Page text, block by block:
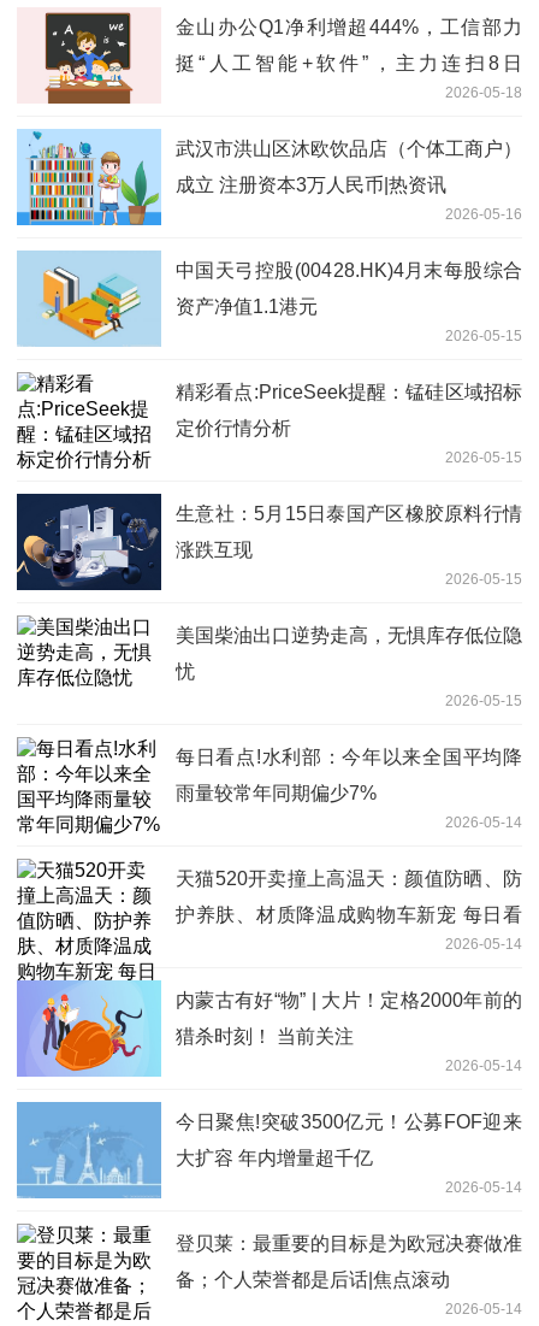
金山办公Q1净利增超444%，工信部力
挺“人工智能+软件”，主力连扫8日
2026-05-18
武汉市洪山区沐欧饮品店（个体工商户）
成立 注册资本3万人民币|热资讯
2026-05-16
中国天弓控股(00428.HK)4月末每股综合
资产净值1.1港元
2026-05-15
精彩看点:PriceSeek提醒：锰硅区域招标
定价行情分析
2026-05-15
生意社：5月15日泰国产区橡胶原料行情
涨跌互现
2026-05-15
美国柴油出口逆势走高，无惧库存低位隐
忧
2026-05-15
每日看点!水利部：今年以来全国平均降
雨量较常年同期偏少7%
2026-05-14
天猫520开卖撞上高温天：颜值防晒、防
护养肤、材质降温成购物车新宠 每日看
2026-05-14
内蒙古有好“物” | 大片！定格2000年前的
猎杀时刻！ 当前关注
2026-05-14
今日聚焦!突破3500亿元！公募FOF迎来
大扩容 年内增量超千亿
2026-05-14
登贝莱：最重要的目标是为欧冠决赛做准
备；个人荣誉都是后话|焦点滚动
2026-05-14